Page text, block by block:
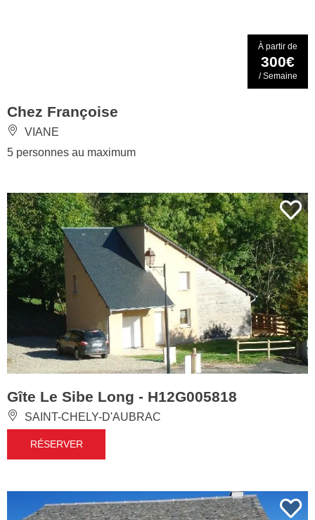
À partir de
300€
/ Semaine
Chez Françoise
VIANE
5 personnes au maximum
Gîte Le Sibe Long - H12G005818
SAINT-CHELY-D'AUBRAC
RÉSERVER